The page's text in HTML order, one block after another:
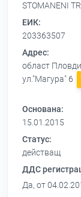
STOMANENI
ЕИК:
203363507
Адрес:
област
ул."Магура" 6
Основана:
15.01.2015
Статус:
действащ
ДДС
Да, от